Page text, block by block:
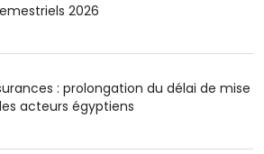
2026
: prolongation du délai de mise
acteurs égyptiens